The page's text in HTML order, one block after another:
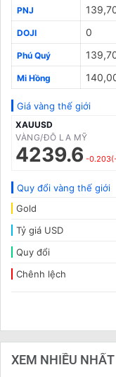
PNJ
DOJI 0
Phú Quý
Mi Hồng
Giá vàng thế giới
XAUUSD
VÀNG/ĐÔ LA MỸ
4239.6 -
Quy đổi vàng thế giới
Gold
Tỷ giá USD
Quy đổi
Chênh lệch
XEM NHIỀU NHẤT